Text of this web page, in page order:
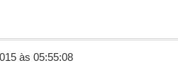
às 05:55:08